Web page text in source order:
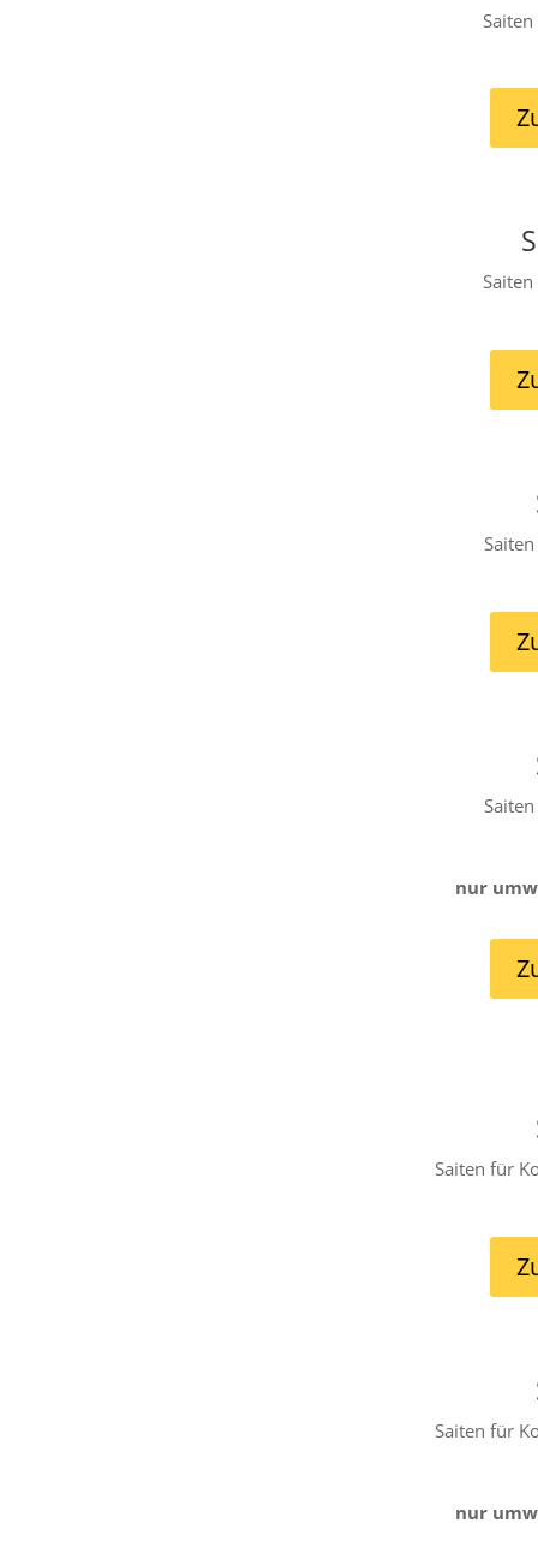
nur
Saiten für
Saiten für
nur